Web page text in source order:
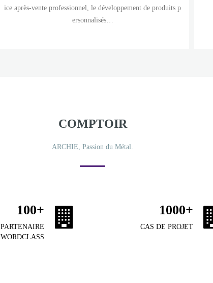
ice après-vente professionnel, le développement de produits p
ersonnalisés…
COMPTOIR
ARCHIE, Passion du Métal.
100+
PARTENAIRE
WORDCLASS
1000+
CAS DE PROJET